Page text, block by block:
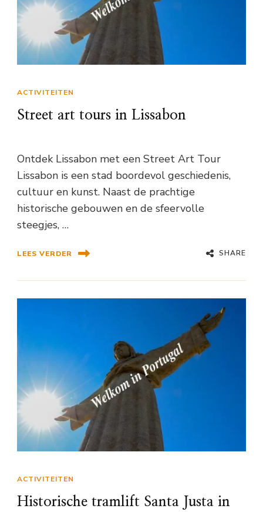
ACTIVITEITEN
Street art tours in Lissabon
Ontdek Lissabon met een Street Art Tour
Lissabon is een stad boordevol geschiedenis,
cultuur en kunst. Naast de prachtige
historische gebouwen en de sfeervolle
steegjes, …
LEES VERDER SHARE
ACTIVITEITEN
Historische tramlift Santa Justa in